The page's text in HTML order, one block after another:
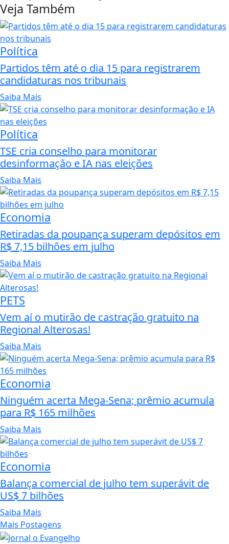
Veja Também
Política
Partidos têm até o dia 15 para registrarem
candidaturas nos tribunais
Saiba Mais
Política
TSE cria conselho para monitorar
desinformação e IA nas eleições
Saiba Mais
Economia
Retiradas da poupança superam depósitos em
R$ 7,15 bilhões em julho
Saiba Mais
PETS
Vem aí o mutirão de castração gratuito na
Regional Alterosas!
Saiba Mais
Economia
Ninguém acerta Mega-Sena; prêmio acumula
para R$ 165 milhões
Saiba Mais
Economia
Balança comercial de julho tem superávit de
US$ 7 bilhões
Saiba Mais
Mais Postagens